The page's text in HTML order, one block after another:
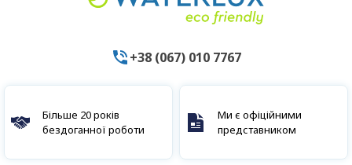
+38 (067) 010 7767
Більше 20 років
бездоганної роботи
Ми є офіційними
представником